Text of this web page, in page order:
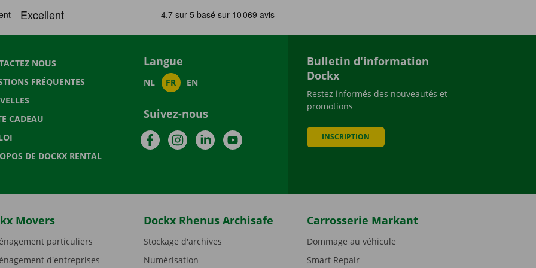
NOUS
FRÉQUENTES
CADEAU
DE DOCKX RENTAL
Langue
NL FR EN
Suivez-nous
FacebookInstagramLinkedInYouTube
Bulletin d'information
Dockx
Restez informés des nouveautés et
promotions
INSCRIPTION
Movers
particuliers
d'entreprises
Dockx Rhenus Archisafe
Stockage d'archives
Numérisation
Carrosserie Markant
Dommage au véhicule
Smart Repair